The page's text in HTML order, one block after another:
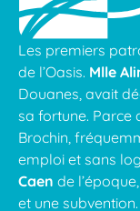
Les premiers
de l’Oasis. Mlle
Douanes, avait
sa fortune. Parce
Brochin,
emploi et sans
Caen de l’époque,
et une